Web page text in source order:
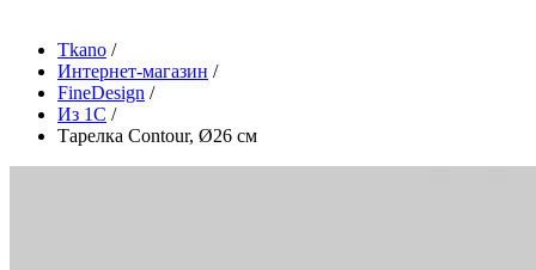
Tkano /
Интернет-магазин /
FineDesign /
Из 1С /
Тарелка Contour, Ø26 см